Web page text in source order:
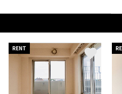
RENT